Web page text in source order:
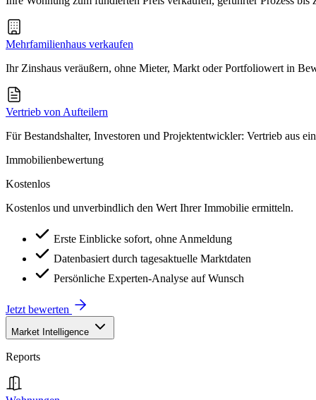
Mehrfamilienhaus verkaufen
Ihr Zinshaus veräußern, ohne Mieter, Markt oder Portfoliowert in
Vertrieb von Aufteilern
Für Bestandshalter, Investoren und Projektentwickler: Vertrieb aus
Immobilienbewertung
Kostenlos
Kostenlos und unverbindlich den Wert Ihrer Immobilie ermitteln.
Erste Einblicke sofort, ohne Anmeldung
Datenbasiert durch tagesaktuelle Marktdaten
Persönliche Experten-Analyse auf Wunsch
Jetzt bewerten
Market Intelligence
Reports